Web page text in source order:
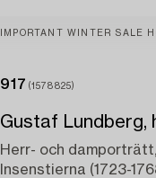
IMPORTANT WINTER SALE
917 (1578825)
Gustaf Lundberg,
Herr- och
Insenstierna (1723-